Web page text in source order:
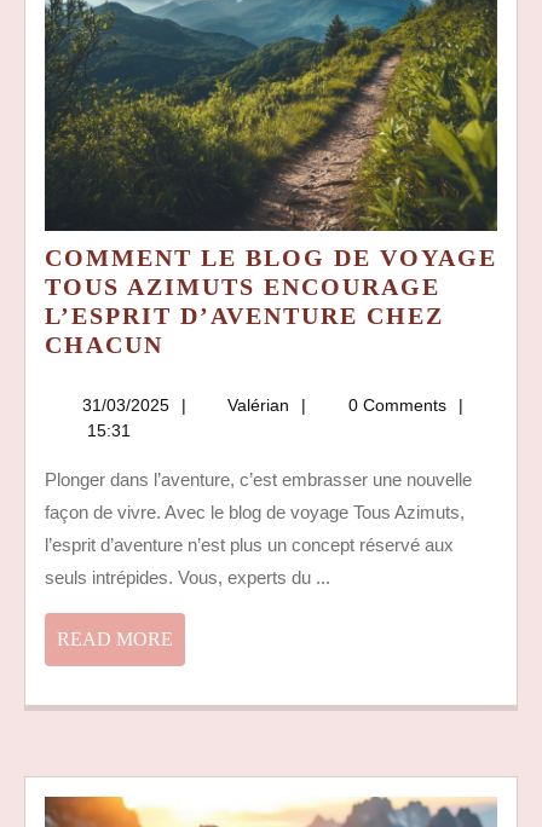
COMMENT LE BLOG DE VOYAGE
TOUS AZIMUTS ENCOURAGE
L’ESPRIT D’AVENTURE CHEZ
CHACUN
BLOG
TOUS
AZIMUTS
ENCOURAGE
L’ESPRIT
CHEZ
CHACUN
31/03/2025 31/03/2025
Valérian Valérian0 Comments
15:31
Plonger dans l’aventure, c’est embrasser une nouvelle
façon de vivre. Avec le blog de voyage Tous Azimuts,
l’esprit d’aventure n’est plus un concept réservé aux
seuls intrépides. Vous, experts du ...
READ MORE
MORE